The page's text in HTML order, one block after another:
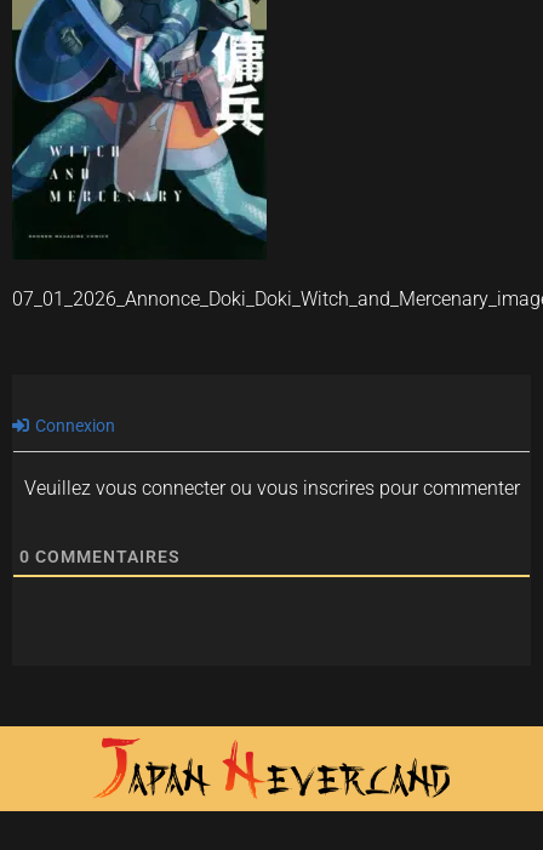
Connexion
Veuillez vous connecter ou vous inscrires pour commenter
0 COMMENTAIRES